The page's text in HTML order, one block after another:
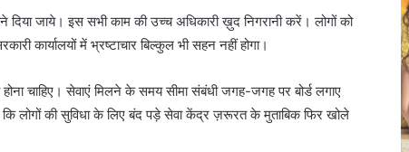
दिया जाये। इस सभी काम की उच्च अधिकारी ख़ुद निगरानी करें। लोगों को
कार्यालयों में भ्रष्टाचार बिल्कुल भी सहन नहीं होगा।
चाहिए। सेवाएं मिलने के समय सीमा संबंधी जगह-जगह पर बोर्ड लगाए
कि लोगों की सुविधा के लिए बंद पड़े सेवा केंद्र ज़रूरत के मुताबिक फिर खोले